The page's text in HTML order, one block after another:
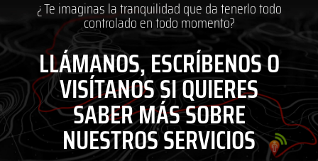
¿ Te imaginas la tranquilidad que da tenerlo todo
controlado en todo momento?
LLÁMANOS, ESCRÍBENOS O
VISÍTANOS SI QUIERES
SABER MÁS SOBRE
NUESTROS SERVICIOS